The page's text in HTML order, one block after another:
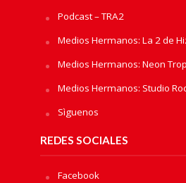
Podcast – TRA2
Medios Hermanos: La 2 de
Medios Hermanos: Neon
Medios Hermanos: Studio
Sìguenos
REDES SOCIALES
Facebook